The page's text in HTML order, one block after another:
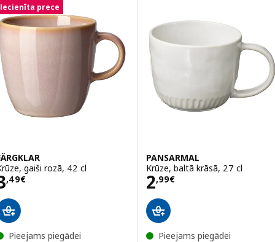
Iecienīta prece
gaiši rozā, 42 cl
,49€ 3,49€
Pieejams piegādei
PANSARMAL
Krūze, baltā krāsā, 27 cl
2,99€
Cena 2,99€
Pieejams piegādei